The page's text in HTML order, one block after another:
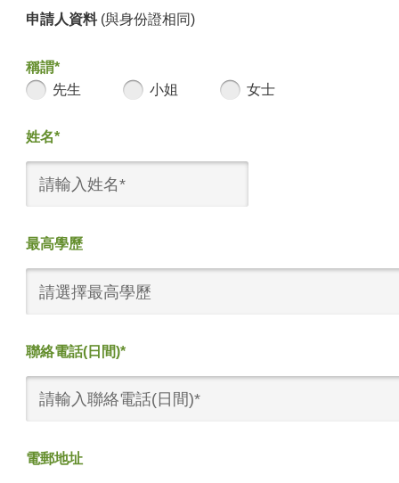
申請人資料 (與身份證相同)
稱謂*
先生
小姐 女士
姓名*
最高學歷
請選擇最高學歷
聯絡電話(日間)*
電郵地址